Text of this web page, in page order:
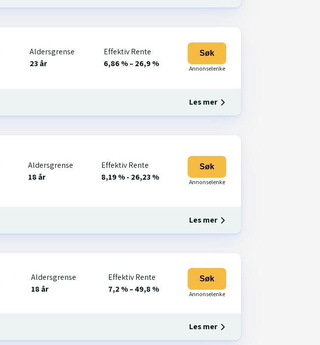
Aldersgrense
23 år
Effektiv Rente
6,86 % – 26,9 %
Søk
Les mer
Aldersgrense
18 år
Effektiv Rente
8,19 % - 26,23 %
Søk
Les mer
Aldersgrense
18 år
Effektiv Rente
7,2 % – 49,8 %
Søk
Les mer